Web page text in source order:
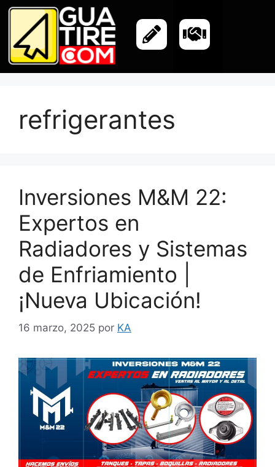
refrigerantes
Inversiones M&M 22:
Expertos en
Radiadores y Sistemas
de Enfriamiento |
¡Nueva Ubicación!
16 marzo, 2025 por KA